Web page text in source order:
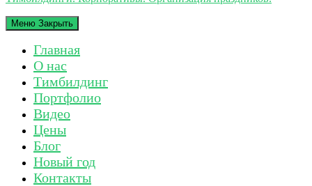
Меню Закрыть
Главная
О нас
Тимбилдинг
Портфолио
Видео
Цены
Блог
Новый год
Контакты